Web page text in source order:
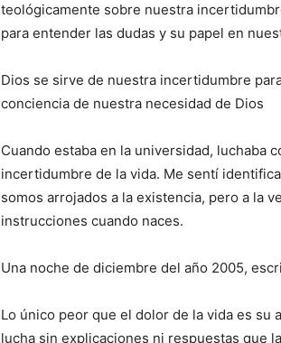
teológicamente sobre nuestra
para entender las dudas y su papel en
Dios se sirve de nuestra incertidumbre
conciencia de nuestra necesidad de Dios
Cuando estaba en la universidad, luchaba
incertidumbre de la vida. Me sentí
somos arrojados a la existencia, pero a la
instrucciones cuando naces.
Una noche de diciembre del año 2005,
Lo único peor que el dolor de la vida es su
lucha sin explicaciones ni respuestas que